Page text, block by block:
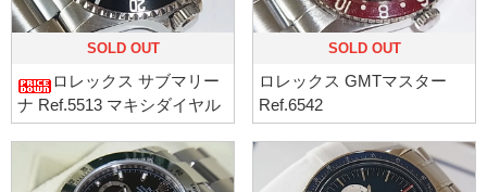
SOLD OUT
ロレックス サブマリー
ナ Ref.5513 マキシダイヤル
SOLD OUT
ロレックス GMTマスター
Ref.6542